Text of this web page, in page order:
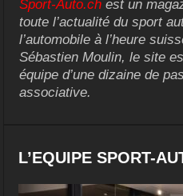
Sport-Auto.ch est un
toute l’actualité du sport
l’automobile à l’heure
Sébastien Moulin, le site
équipe d’une dizaine de
associative.
L’EQUIPE SPORT-